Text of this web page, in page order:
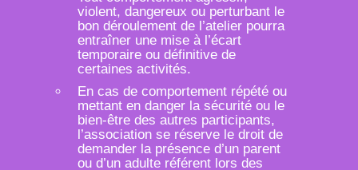
violent, dangereux ou perturbant le
bon déroulement de l’atelier pourra
entraîner une mise à l’écart
temporaire ou définitive de
certaines activités.
En cas de comportement répété ou
mettant en danger la sécurité ou le
bien-être des autres participants,
l’association se réserve le droit de
demander la présence d’un parent
ou d’un adulte référent lors des